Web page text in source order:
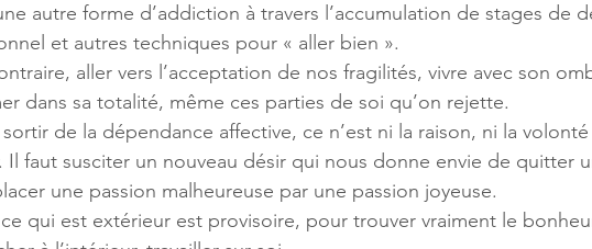
autre forme d’addiction à travers l’accumulation de stages de
et autres techniques pour « aller bien ».
aller vers l’acceptation de nos fragilités, vivre avec son
dans sa totalité, même ces parties de soi qu’on rejette.
sortir de la dépendance affective, ce n’est ni la raison, ni la
Il faut susciter un nouveau désir qui nous donne envie de quitter
une passion malheureuse par une passion joyeuse.
qui est extérieur est provisoire, pour trouver vraiment le